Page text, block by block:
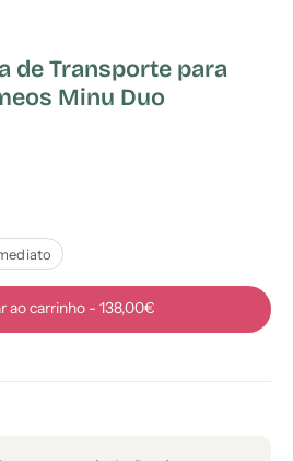
de Transporte para
Minu Duo
ao carrinho - 138,00€